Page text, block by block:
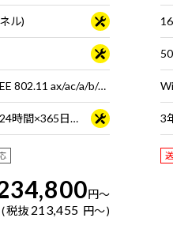
ル)
Wi-Fi 6E( 最大2.4Gbps )対応 IEEE 802.11 ax/ac/a/b/g/n準拠 ＋ Bluetooth 5内蔵
3年間センドバック修理保証・24時間×365日電話サポート
円～
税抜 213,455 円～